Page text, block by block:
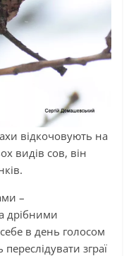
відкочовують на
видів сов, він
–
дрібними
в день голосом
зграї